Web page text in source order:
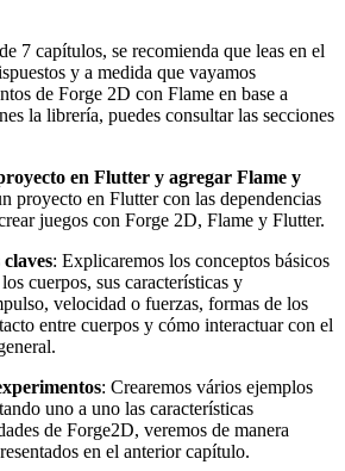
7 capítulos, se recomienda que leas en el
y a medida que vayamos
de Forge 2D con Flame en base a
la librería, puedes consultar las secciones
en Flutter y agregar Flame y
proyecto en Flutter con las dependencias
juegos con Forge 2D, Flame y Flutter.
: Explicaremos los conceptos básicos
cuerpos, sus características y
velocidad o fuerzas, formas de los
entre cuerpos y cómo interactuar con el
: Crearemos vários ejemplos
uno a uno las características
de Forge2D, veremos de manera
en el anterior capítulo.